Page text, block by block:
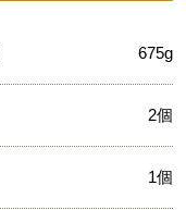
675g
2個
1個